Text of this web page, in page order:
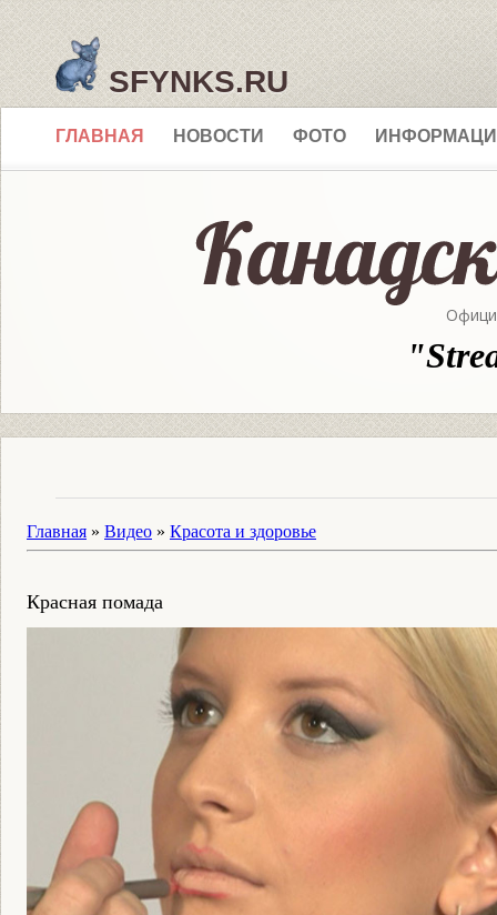
SFYNKS.RU
ГЛАВНАЯ НОВОСТИ ФОТО
Главная » Видео » Красота и здоровье
Красная помада